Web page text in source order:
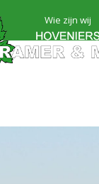
Wie zijn wij